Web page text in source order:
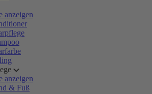
anzeigen
anzeigen
& Fuß